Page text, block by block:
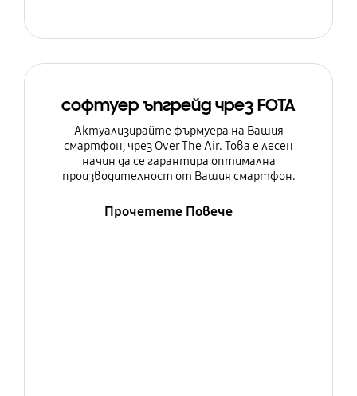
софтуер ъпгрейд чрез FOTA
Актуализирайте фърмуера на Вашия
смартфон, чрез Over The Air. Това е лесен
начин да се гарантира оптимална
производителност от Вашия смартфон.
Прочетете Повече